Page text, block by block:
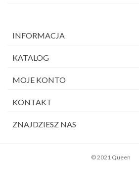
INFORMACJA
KATALOG
MOJE KONTO
KONTAKT
ZNAJDZIESZ NAS
© 2021 Queen